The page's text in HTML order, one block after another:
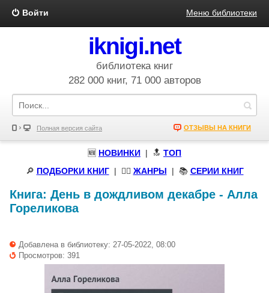
Войти Меню библиотеки
iknigi.net
библиотека книг
282 000 книг, 71 000 авторов
Полная версия сайта ОТЗЫВЫ НА КНИГИ
🆕 НОВИНКИ | 🔝 ТОП
🔎 ПОДБОРКИ КНИГ| 🧝‍♀️ ЖАНРЫ | 📚 СЕРИИ КНИГ
Книга: День в дождливом декабре - Алла
Гореликова
Добавлена в библиотеку: 27-05-2022, 08:00
Просмотров: 391